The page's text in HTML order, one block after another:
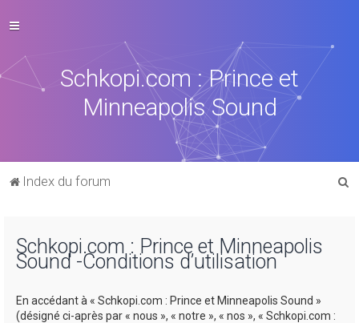
Schkopi.com : Prince et
Minneapolis Sound
Index du forum
Schkopi.com : Prince et Minneapolis
Sound -Conditions d’utilisation
En accédant à « Schkopi.com : Prince et Minneapolis Sound »
(désigné ci-après par « nous », « notre », « nos », « Schkopi.com :